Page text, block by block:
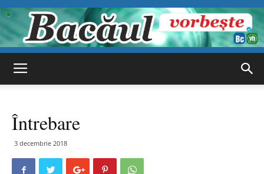
Întrebare
3 decembrie 2018